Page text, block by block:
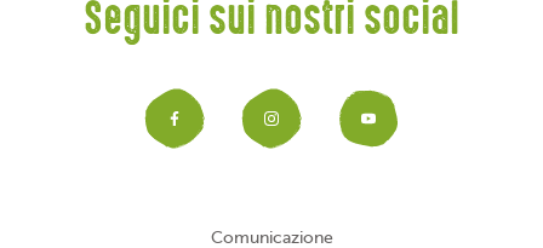
Seguici sui nostri social
Facebook
Instagram
Comunicazione